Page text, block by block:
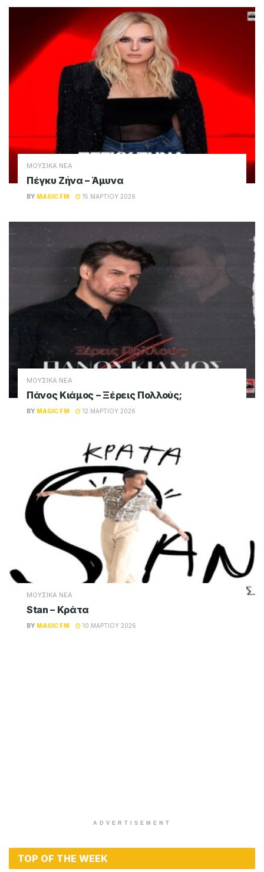
ΜΟΥΣΙΚΑ ΝΕΑ
Πέγκυ Ζήνα – Άμυνα
BY MAGIC FM 15 ΜΑΡΤΊΟΥ 2026
ΜΟΥΣΙΚΑ ΝΕΑ
Πάνος Κιάμος – Ξέρεις Πολλούς;
BY MAGIC FM 12 ΜΑΡΤΊΟΥ 2026
ΜΟΥΣΙΚΑ ΝΕΑ
Stan – Κράτα
BY MAGIC FM 10 ΜΑΡΤΊΟΥ 2026
ADVERTISEMENT
TOP OF THE WEEK